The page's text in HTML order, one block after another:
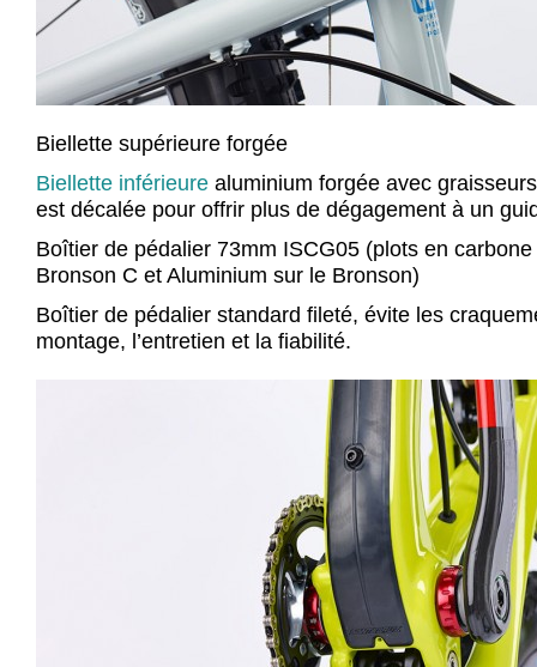
Biellette supérieure forgée
Biellette inférieure aluminium forgée avec
est décalée pour offrir plus de dégagement à un
Boîtier de pédalier 73mm ISCG05 (plots en
Bronson C et Aluminium sur le Bronson)
Boîtier de pédalier standard fileté, évite les
montage, l’entretien et la fiabilité.